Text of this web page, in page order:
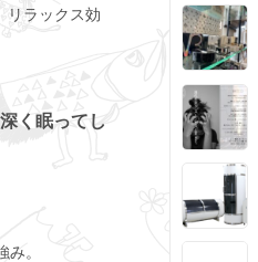
リラックス効
く眠ってし
。